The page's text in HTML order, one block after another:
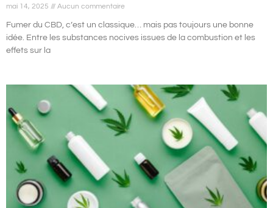
mai 14, 2025 Aucun commentaire
Fumer du CBD, c’est un classique… mais pas toujours une bonne
idée. Entre les substances nocives issues de la combustion et les
effets sur la